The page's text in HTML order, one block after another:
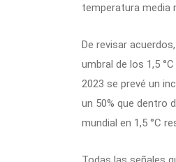
temperatura media
De revisar
umbral de los 1,5
2023 se prevé un
un 50% que dentro
mundial en 1,5 °C